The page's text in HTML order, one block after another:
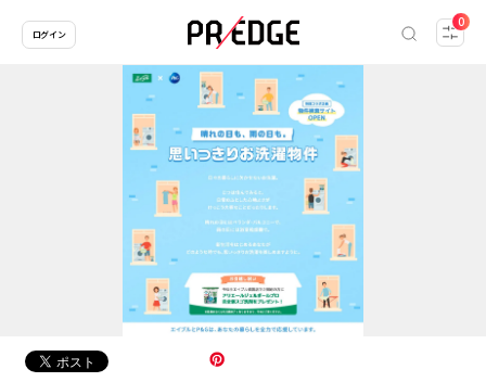
0
ログイン